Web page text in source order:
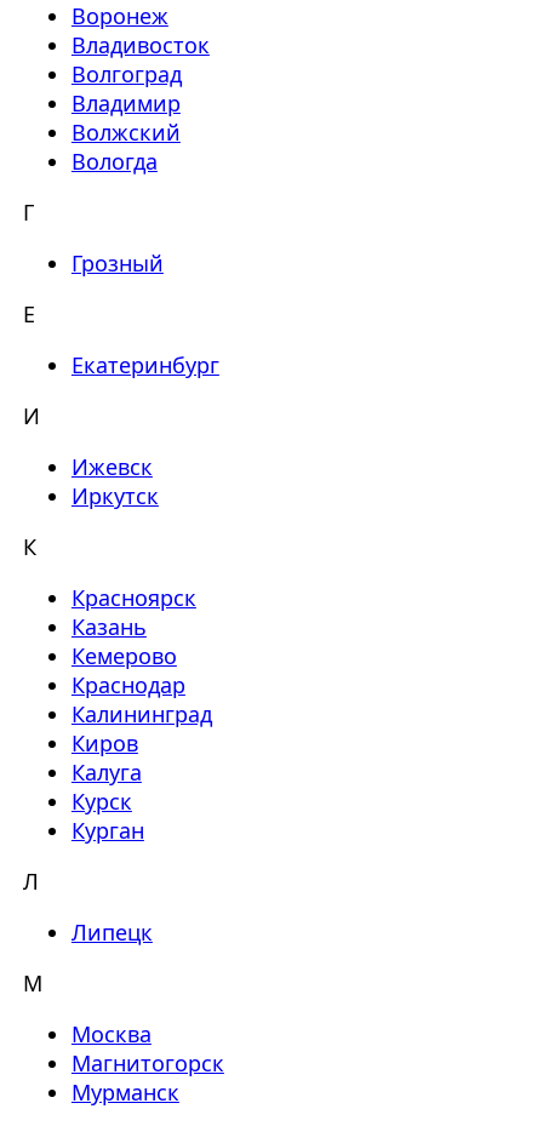
Воронеж
Владивосток
Волгоград
Владимир
Волжский
Вологда
Г
Грозный
Е
Екатеринбург
И
Ижевск
Иркутск
К
Красноярск
Казань
Кемерово
Краснодар
Калининград
Киров
Калуга
Курск
Курган
Л
Липецк
М
Москва
Магнитогорск
Мурманск